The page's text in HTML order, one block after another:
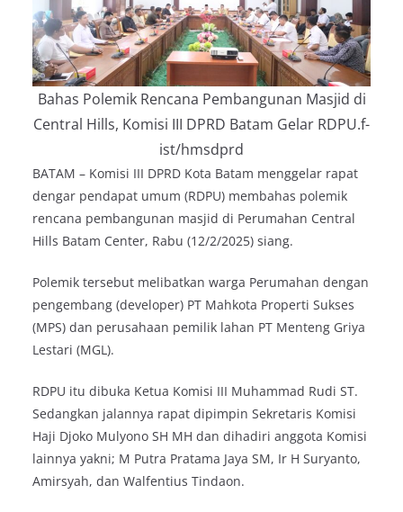
Bahas Polemik Rencana Pembangunan Masjid di
Central Hills, Komisi III DPRD Batam Gelar RDPU.f-
ist/hmsdprd
BATAM – Komisi III DPRD Kota Batam menggelar rapat
dengar pendapat umum (RDPU) membahas polemik
rencana pembangunan masjid di Perumahan Central
Hills Batam Center, Rabu (12/2/2025) siang.
Polemik tersebut melibatkan warga Perumahan dengan
pengembang (developer) PT Mahkota Properti Sukses
(MPS) dan perusahaan pemilik lahan PT Menteng Griya
Lestari (MGL).
RDPU itu dibuka Ketua Komisi III Muhammad Rudi ST.
Sedangkan jalannya rapat dipimpin Sekretaris Komisi
Haji Djoko Mulyono SH MH dan dihadiri anggota Komisi
lainnya yakni; M Putra Pratama Jaya SM, Ir H Suryanto,
Amirsyah, dan Walfentius Tindaon.